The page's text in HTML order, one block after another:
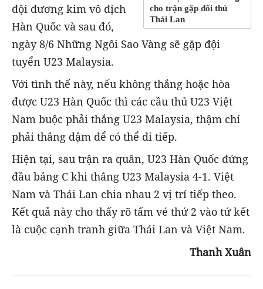
cho trận gặp đối thủ
Thái Lan
đội đương kim vô địch
Hàn Quốc và sau đó,
ngày 8/6 Những Ngôi Sao Vàng sẽ gặp đội
tuyển U23 Malaysia.
Với tình thế này, nếu không thắng hoặc hòa
được U23 Hàn Quốc thì các cầu thủ U23 Việt
Nam buộc phải thắng U23 Malaysia, thậm chí
phải thắng đậm để có thể đi tiếp.
Hiện tại, sau trận ra quân, U23 Hàn Quốc đứng
đầu bảng C khi thắng U23 Malaysia 4-1. Việt
Nam và Thái Lan chia nhau 2 vị trí tiếp theo.
Kết quả này cho thấy rõ tấm vé thứ 2 vào tứ kết
là cuộc cạnh tranh giữa Thái Lan và Việt Nam.
Thanh Xuân